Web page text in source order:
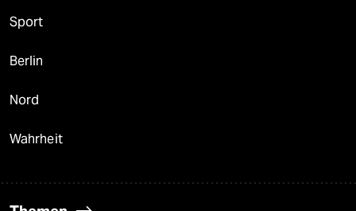
Sport
Berlin
Nord
Wahrheit